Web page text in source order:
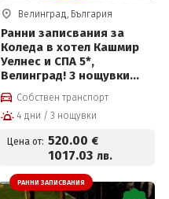
Велинград, България
Ранни записвания за
Коледа в хотел Кашмир
Уелнес и СПА 5*,
Велинград! 3 нощувки
със закуски, премиум
вечери, празнична
вечеря с програма и СПА
Собствен транспорт
4 дни / 3 нощувки
Цена от: 520.00 €
1017.03 лв.
РАННИ ЗАПИСВАНИЯ